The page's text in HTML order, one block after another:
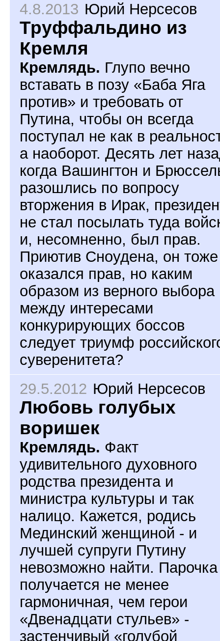
4.8.2013 Юрий Нерсесов
Труффальдино из
Кремля
Кремлядь. Глупо вечно
вставать в позу «Баба Яга
против» и требовать от
Путина, чтобы он всегда
поступал не как в
а наоборот. Десять лет
когда Вашингтон и
разошлись по вопросу
вторжения в Ирак,
не стал посылать туда
и, несомненно, был прав.
Приютив Сноудена, он тоже
оказался прав, но каким
образом из верного выбора
между интересами
конкурирующих боссов
следует триумф
суверенитета?
29.5.2012 Юрий Нерсесов
Любовь голубых
воришек
Кремлядь. Факт
удивительного духовного
родства президента и
министра культуры и так
налицо. Кажется, родись
Мединский женщиной - и
лучшей супруги Путину
невозможно найти. Парочка
получается не менее
гармоничная, чем герои
«Двенадцати стульев» -
застенчивый «голубой